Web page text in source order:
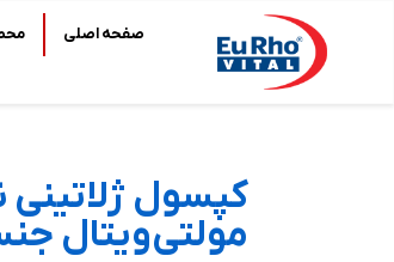
صفحه اصلی
کپسول ژلاتینی
مولتی‌ویتال